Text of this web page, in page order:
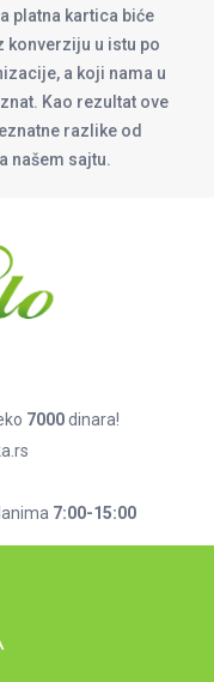
platna kartica biće
konverziju u istu po
a koji nama u
Kao rezultat ove
razlike od
našem sajtu.
7000dinara!
7:00-15:00